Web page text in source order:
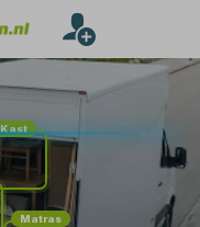
Matras
Kast